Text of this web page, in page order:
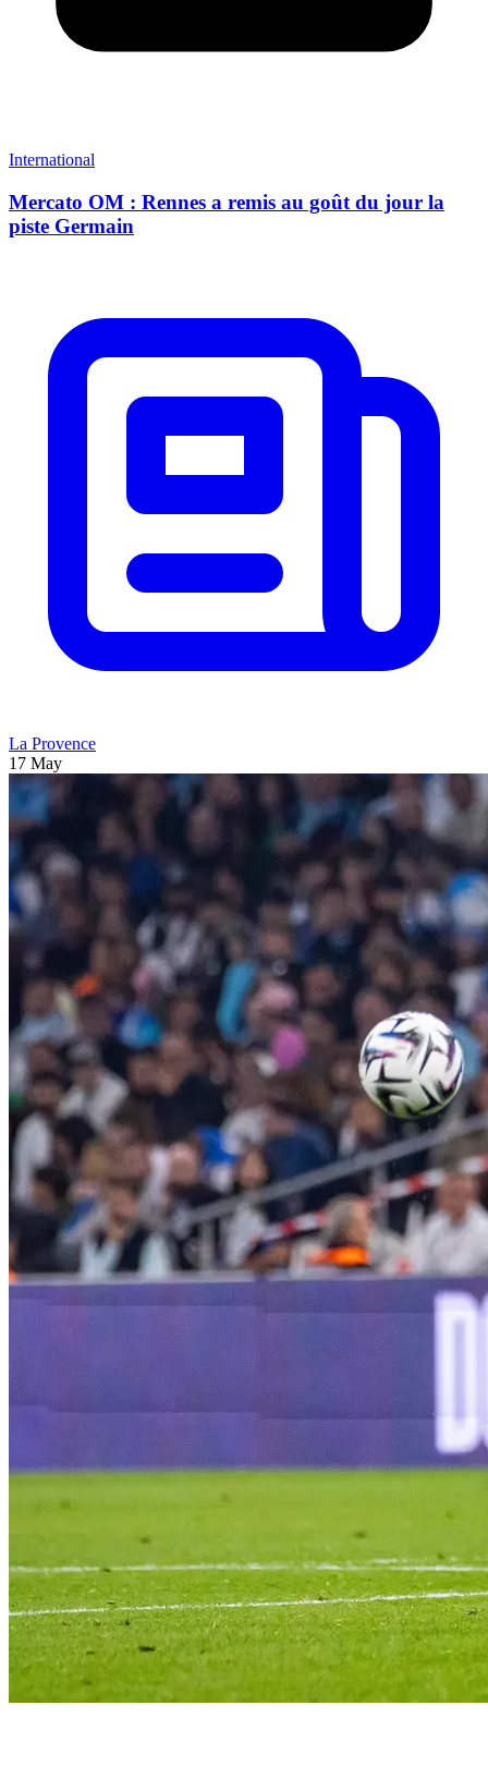
International
Mercato OM : Rennes a remis au goût du jour la
piste Germain
La Provence
17 May